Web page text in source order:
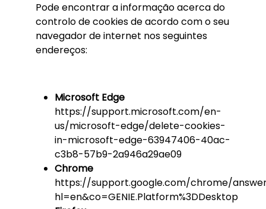
Pode encontrar a informação acerca do
controlo de cookies de acordo com o seu
navegador de internet nos seguintes
endereços:
Microsoft Edge
https://support.microsoft.com/en-
us/microsoft-edge/delete-cookies-
in-microsoft-edge-63947406-40ac-
c3b8-57b9-2a946a29ae09
Chrome
https://support.google.com/chrome/
hl=en&co=GENIE.Platform%3DDesktop